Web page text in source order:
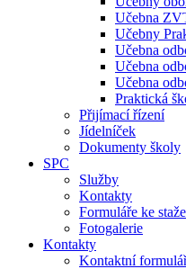
Učebna
Učebny
Učebna
Učebna
Učebna
Praktická
Přijímací řízení
Jídelníček
Dokumenty školy
SPC
Služby
Kontakty
Formuláře ke
Fotogalerie
Kontakty
Kontaktní